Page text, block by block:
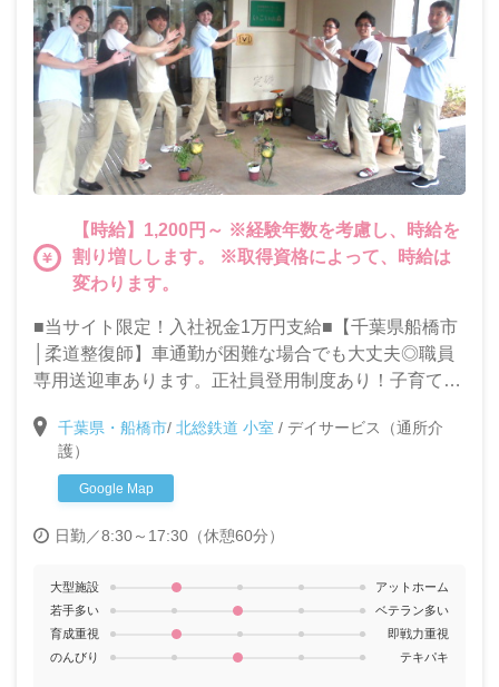
【時給】1,200円～ ※経験年数を考慮し、時給を
割り増しします。 ※取得資格によって、時給は
変わります。
■当サイト限定！入社祝金1万円支給■【千葉県船橋市
│柔道整復師】車通勤が困難な場合でも大丈夫◎職員
専用送迎車あります。正社員登用制度あり！子育て中
ことも可能。週2日～OK★
千葉県・船橋市/ 北総鉄道 小室 / デイサービス（通所介
護）
Google Map
日勤／8:30～17:30（休憩60分）
大型施設
アットホーム
若手多い
ベテラン多い
育成重視
即戦力重視
のんびり
テキパキ